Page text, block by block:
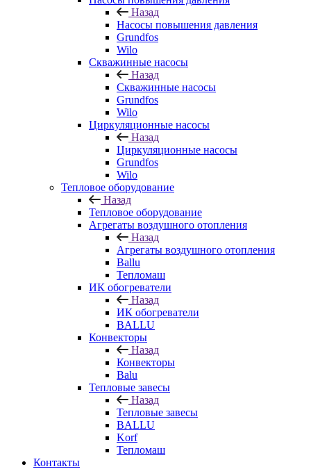
Назад
Насосы повышения давления
Grundfos
Wilo
Скважинные насосы
Назад
Скважинные насосы
Grundfos
Wilo
Циркуляционные насосы
Назад
Циркуляционные насосы
Grundfos
Wilo
Тепловое оборудование
Назад
Тепловое оборудование
Агрегаты воздушного отопления
Назад
Агрегаты воздушного отопления
Ballu
Тепломаш
ИК обогреватели
Назад
ИК обогреватели
BALLU
Конвекторы
Назад
Конвекторы
Balu
Тепловые завесы
Назад
Тепловые завесы
BALLU
Korf
Тепломаш
Контакты